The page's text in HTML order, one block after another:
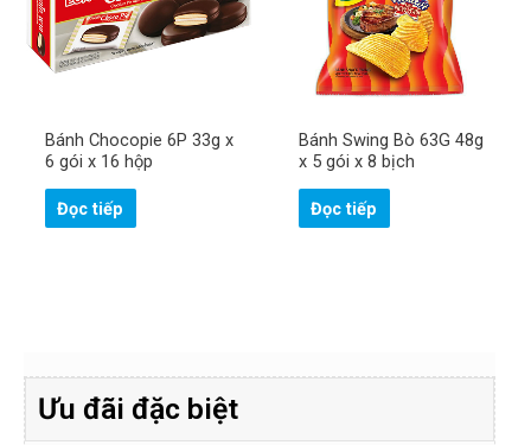
Bánh Chocopie 6P 33g x
6 gói x 16 hộp
Đọc tiếp
Bánh Swing Bò 63G 48g
x 5 gói x 8 bịch
Đọc tiếp
Ưu đãi đặc biệt
tố